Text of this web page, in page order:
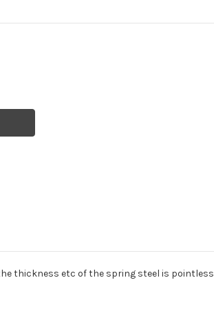
the thickness etc of the spring steel is pointless